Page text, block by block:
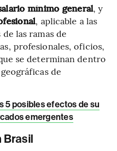
mínimo general, y
, aplicable a las
las ramas de
profesionales, oficios,
se determinan dentro
de
5 posibles efectos de su
emergentes
Brasil